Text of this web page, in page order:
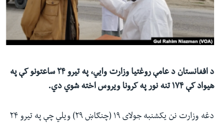
شئ
لټون
ځای
شئ
له مونږ سره په تماس کې پاتې شئ
ژبې
د افغانستان د عامې روغتیا وزارت وايي، په تیرو ۲۴ ساعتونو کې په
هیواد کې ۱۷۴ تنه نور په کرونا ویروس اخته شوي دي.
دغه وزارت نن یکشنبه جولای ۱۹ (چنګاښ ۲۹) ویلي چې په تیرو ۲۴